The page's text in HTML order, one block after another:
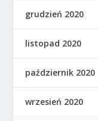
grudzień 2020
listopad 2020
październik 2020
wrzesień 2020